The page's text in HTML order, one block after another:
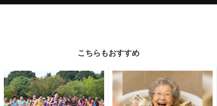
こちらもおすすめ